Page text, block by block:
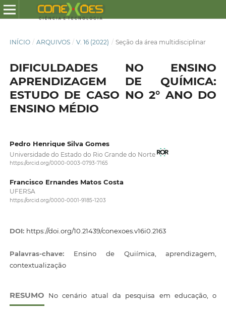
INÍCIO / ARQUIVOS / V. 16 (2022) / Seção da área multidisciplinar
DIFICULDADES NO ENSINO
APRENDIZAGEM DE QUÍMICA:
ESTUDO DE CASO NO 2° ANO DO
ENSINO MÉDIO
Pedro Henrique Silva Gomes
Universidade do Estado do Rio Grande do Norte
https://orcid.org/0000-0003-0793-7165
Francisco Ernandes Matos Costa
UFERSA
https://orcid.org/0000-0001-9185-1203
DOI: https://doi.org/10.21439/conexoes.v16i0.2163
Palavras-chave: Ensino de Quiímica, aprendizagem,
contextualização
RESUMO No cenário atual da pesquisa em educação, o